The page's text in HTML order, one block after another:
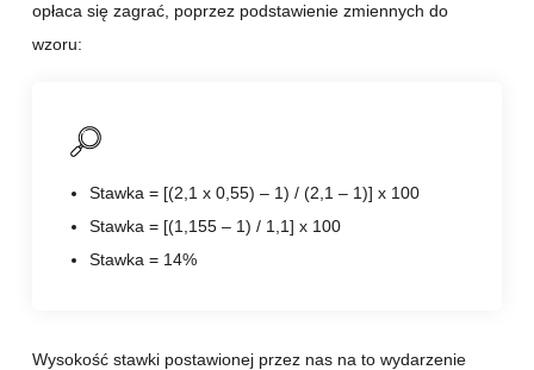
opłaca się zagrać, poprzez podstawienie zmiennych do
wzoru:
Stawka = [(2,1 x 0,55) – 1) / (2,1 – 1)] x 100
Stawka = [(1,155 – 1) / 1,1] x 100
Stawka = 14%
Wysokość stawki postawionej przez nas na to wydarzenie